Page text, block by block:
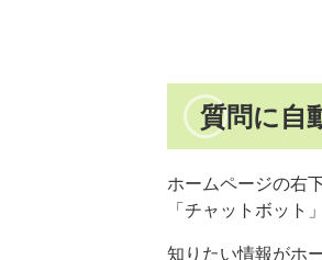
質問に自
ホームページの右
「チャットボット
知りたい情報がホ